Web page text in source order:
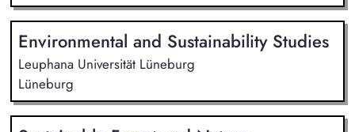
Environmental and Sustainability Studies
Leuphana Universität Lüneburg
Lüneburg